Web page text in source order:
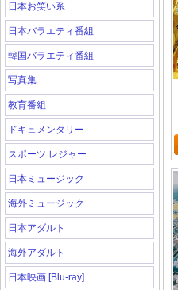
日本お笑い系
日本バラエティ番組
韓国バラエティ番組
写真集
教育番組
ドキュメンタリー
スポーツ レジャー
日本ミュージック
海外ミュージック
日本アダルト
海外アダルト
日本映画 [Blu-ray]